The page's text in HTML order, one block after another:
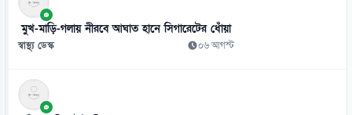
মুখ-মাড়ি-গলায় নীরবে আঘাত হানে সিগারেটের ধোঁয়া
স্বাস্থ্য ডেস্ক ০৬ আগস্ট